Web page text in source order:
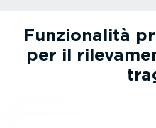
Funzio­nalità
per il